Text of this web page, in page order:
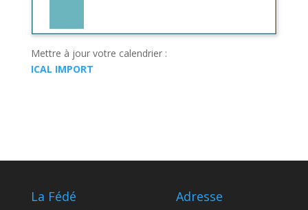
Mettre à jour votre calendrier :
ICAL IMPORT
La Fédé Adresse